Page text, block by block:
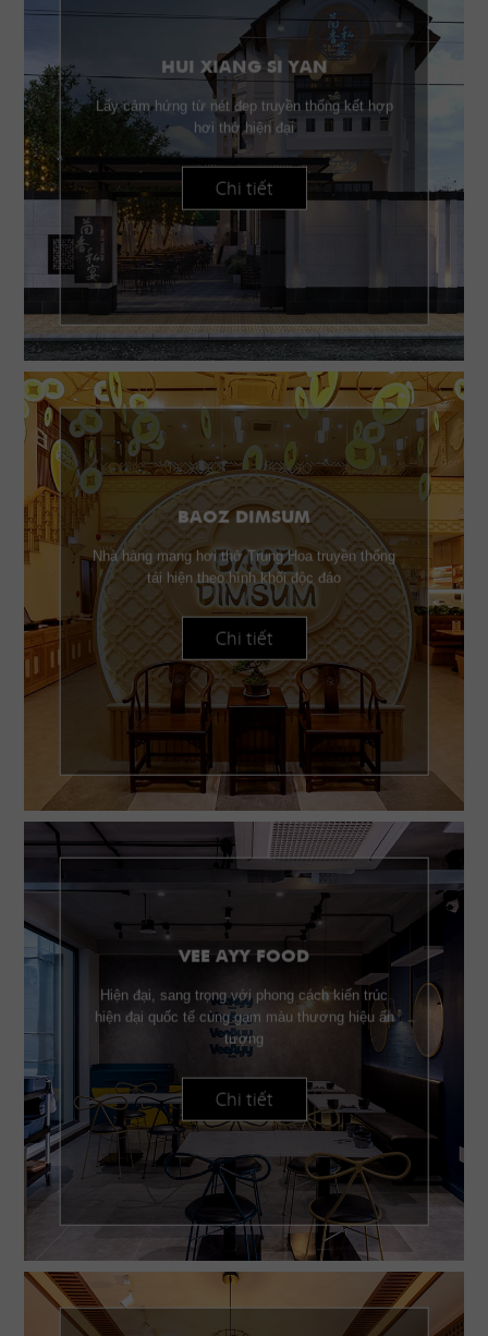
HUI XIANG SI YAN
Lấy cảm hứng từ nét đẹp truyền thống kết hợp
hơi thở hiện đại
Chi tiết
BAOZ DIMSUM
Nhà hàng mang hơi thở Trung Hoa truyền thống
tái hiện theo hình khối độc đáo
Chi tiết
VEE AYY FOOD
Hiện đại, sang trọng với phong cách kiến trúc
hiện đại quốc tế cùng gam màu thương hiệu ấn
tượng
Chi tiết